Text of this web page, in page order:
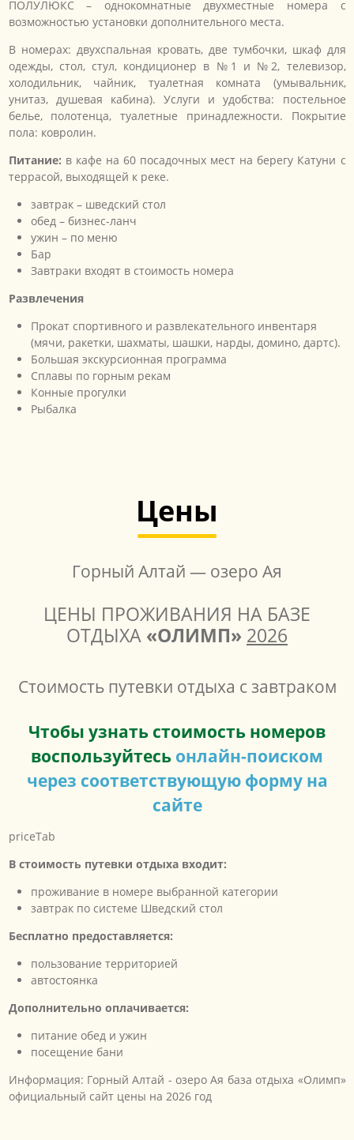
ПОЛУЛЮКС – однокомнатные двухместные номера с
возможностью установки дополнительного места.
В номерах: двухспальная кровать, две тумбочки, шкаф для
одежды, стол, стул, кондиционер в №1 и №2, телевизор,
холодильник, чайник, туалетная комната (умывальник,
унитаз, душевая кабина). Услуги и удобства: постельное
белье, полотенца, туалетные принадлежности. Покрытие
пола: ковролин.
Питание: в кафе на 60 посадочных мест на берегу Катуни с
террасой, выходящей к реке.
завтрак – шведский стол
обед – бизнес-ланч
ужин – по меню
Бар
Завтраки входят в стоимость номера
Развлечения
Прокат спортивного и развлекательного инвентаря
(мячи, ракетки, шахматы, шашки, нарды, домино, дартс).
Большая экскурсионная программа
Сплавы по горным рекам
Конные прогулки
Рыбалка
Цены
Горный Алтай — озеро Ая
ЦЕНЫ ПРОЖИВАНИЯ НА БАЗЕ
ОТДЫХА «ОЛИМП» 2026
Стоимость путевки отдыха с завтраком
Чтобы узнать стоимость номеров
воспользуйтесь онлайн-поиском
через соответствующую форму на
сайте
priceTab
В стоимость путевки отдыха входит:
проживание в номере выбранной категории
завтрак по системе Шведский стол
Бесплатно предоставляется:
пользование территорией
автостоянка
Дополнительно оплачивается:
питание обед и ужин
посещение бани
Информация: Горный Алтай - озеро Ая база отдыха «Олимп»
официальный сайт цены на 2026 год